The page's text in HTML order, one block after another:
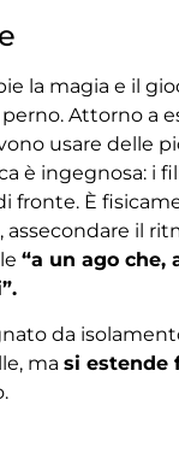
la magia e il
Attorno a
usare delle
è ingegnosa: i
fronte. È
assecondare il
“a un ago
da
ma si estende